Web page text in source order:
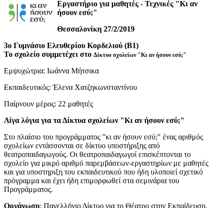
Eργαστήριο για μαθητές - Τεχνικές "Κι αν
ήσουν εσύ;"
Θεσσαλονίκη 27/2/2019
3ο Γυμνάσιο Ελευθερίου Κορδελιού (Β1)
Το σχολείο συμμετέχει στο Δίκτυο σχολείων "Κι αν ήσουν εσύ;"
Εμψυχώτρια: Ιωάννα Μήτσικα
Εκπαιδευτικός: Έλενα Χατζηκωνσταντίνου
Παίρνουν μέρος: 22 μαθητές
Λίγα λόγια για τα Δίκτυα σχολείων "Κι αν ήσουν εσύ;"
Στο πλαίσιο του προγράμματος "κι αν ήσουν εσύ;" ένας αριθμός
σχολείων εντάσσονται σε δίκτυο υποστήριξης από
θεατροπαιδαγωγούς. Οι θεατροπαιδαγωγοί επισκέπτονται το
σχολείο για μικρό αριθμό παρεμβάσεων-εργαστηρίων με μαθητές
και για υποστηριξη του εκπαιδευτικού που ήδη υλοποιεί σχετικό
πρόγραμμα και έχει ήδη επιμορφωθεί στα σεμινάρια του
Προγράμματος.
Οργάνωση: Πανελλήνιο Δίκτυο για το Θέατρο στην Εκπαίδευση,